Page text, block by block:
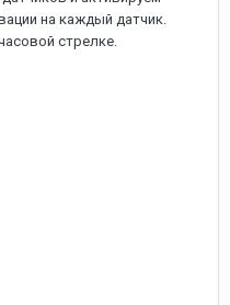
на каждый датчик.
стрелке.